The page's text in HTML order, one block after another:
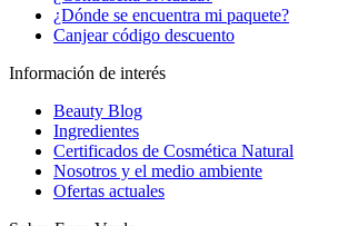
¿Dónde se encuentra mi paquete?
Canjear código descuento
Información de interés
Beauty Blog
Ingredientes
Certificados de Cosmética Natural
Nosotros y el medio ambiente
Ofertas actuales